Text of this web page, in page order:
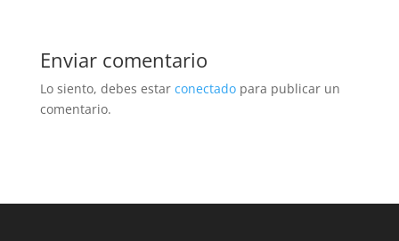
Enviar comentario
Lo siento, debes estar conectadopara publicar un
comentario.